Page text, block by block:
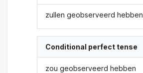
zullen geobserveerd hebben
Conditional perfect tense
zou geobserveerd hebben